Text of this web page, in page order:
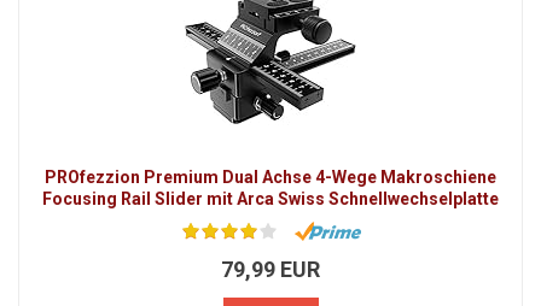
PROfezzion Premium Dual Achse 4-Wege Makroschiene
Focusing Rail Slider mit Arca Swiss Schnellwechselplatte
79,99 EUR